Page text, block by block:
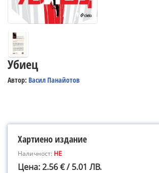
Убиец
Автор: Васил Панайотов
Хартиено издание
Наличност: НЕ
Цена: 2.56 € / 5.01 ЛВ.